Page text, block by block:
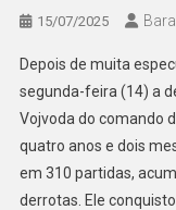
15/07/2025
Depois de muita
segunda-feira (14) a
Vojvoda do comando
quatro anos e dois
em 310 partidas,
derrotas. Ele